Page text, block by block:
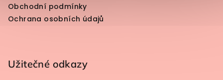
Obchodní podmínky
Ochrana osobních údajů
Užitečné odkazy